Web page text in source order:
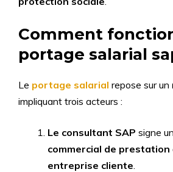
Comment
portage salarial
Le portage salarial repose sur un
impliquant trois acteurs :
Le consultant SAP signe un
commercial de prestation
entreprise cliente.